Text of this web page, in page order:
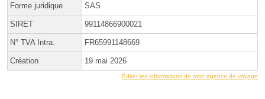
Forme juridique SAS
SIRET 99114866900021
N° TVA Intra. FR65991148669
Création 19 mai 2026
Éditer les informations de mon agence de voyage